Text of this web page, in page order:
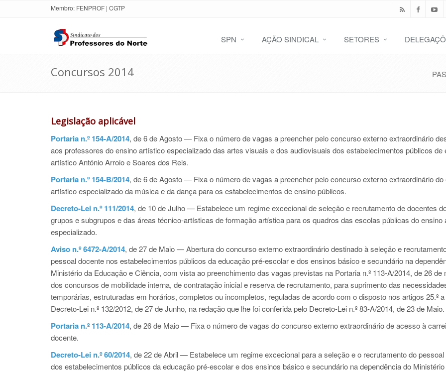
Membro: FENPROF | CGTP
SPN AÇÃO SINDICAL SETORES
Concursos 2014
Legislação aplicável
Portaria n.º 154-A/2014, de 6 de Agosto — Fixa o número de vagas a preencher pelo concurso externo extraordinário
aos professores do ensino artístico especializado das artes visuais e dos audiovisuais dos estabelecimentos públicos de
artístico António Arroio e Soares dos Reis.
Portaria n.º 154-B/2014, de 6 de Agosto — Fixa o número de vagas a preencher pelo concurso externo extraordinário do
artístico especializado da música e da dança para os estabelecimentos de ensino públicos.
Decreto-Lei n.º 111/2014, de 10 de Julho — Estabelece um regime excecional de seleção e recrutamento de docentes
grupos e subgrupos e das áreas técnico-artísticas de formação artística para os quadros das escolas públicas do ensino
especializado.
Aviso n.º 6472-A/2014, de 27 de Maio — Abertura do concurso externo extraordinário destinado à seleção e
pessoal docente nos estabelecimentos públicos da educação pré-escolar e dos ensinos básico e secundário na
Ministério da Educação e Ciência, com vista ao preenchimento das vagas previstas na Portaria n.º 113-A/2014, de 26 de
dos concursos de mobilidade interna, de contratação inicial e reserva de recrutamento, para suprimento das
temporárias, estruturadas em horários, completos ou incompletos, reguladas de acordo com o disposto nos artigos 25.º a
Decreto-Lei n.º 132/2012, de 27 de Junho, na redação que lhe foi conferida pelo Decreto-Lei n.º 83-A/2014, de 23 de Maio.
Portaria n.º 113-A/2014, de 26 de Maio — Fixa o número de vagas do concurso externo extraordinário de acesso à
docente.
Decreto-Lei n.º 60/2014, de 22 de Abril — Estabelece um regime excecional para a seleção e o recrutamento do pessoal
dos estabelecimentos públicos da educação pré-escolar e dos ensinos básico e secundário na dependência do